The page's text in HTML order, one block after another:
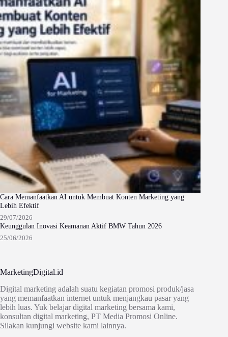
Cara Memanfaatkan AI untuk Membuat Konten Marketing yang
Lebih Efektif
29/07/2026
Keunggulan Inovasi Keamanan Aktif BMW Tahun 2026
25/06/2026
MarketingDigital.id
Digital marketing adalah suatu kegiatan promosi produk/jasa
yang memanfaatkan internet untuk menjangkau pasar yang
lebih luas. Yuk belajar digital marketing bersama kami,
konsultan digital marketing, PT Media Promosi Online.
Silakan kunjungi website kami lainnya.